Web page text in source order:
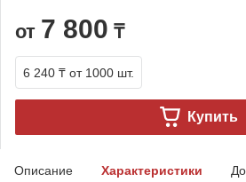
от 7 800 ₸
6 240 ₸ от 1000 шт.
Купить
Описание Характеристики